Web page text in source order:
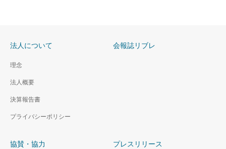
法人について
理念
法人概要
決算報告書
プライバシーポリシー
会報誌リブレ
協賛・協力 プレスリリース